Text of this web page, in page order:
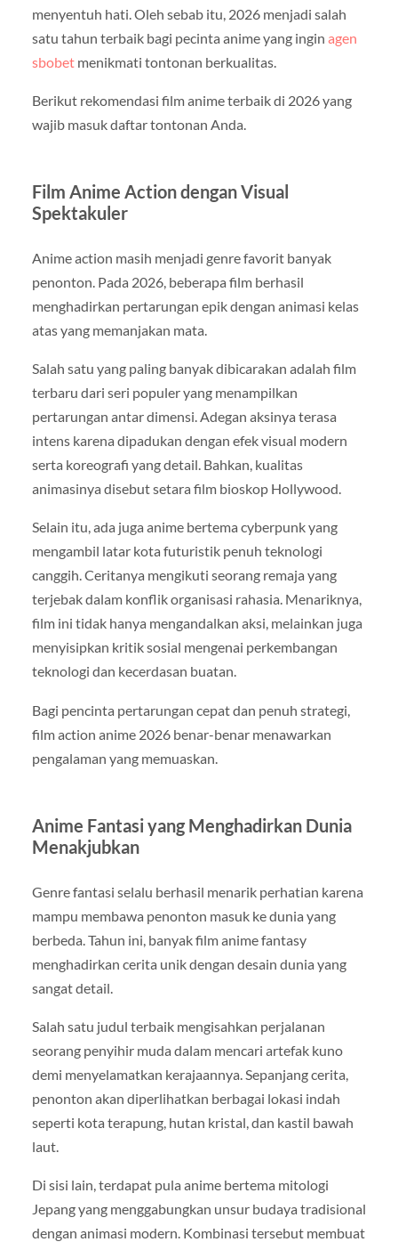
menyentuh hati. Oleh sebab itu, 2026 menjadi salah
satu tahun terbaik bagi pecinta anime yang ingin agen
sbobetmenikmati tontonan berkualitas.
Berikut rekomendasi film anime terbaik di 2026 yang
wajib masuk daftar tontonan Anda.
Film Anime Action dengan Visual
Spektakuler
Anime action masih menjadi genre favorit banyak
penonton. Pada 2026, beberapa film berhasil
menghadirkan pertarungan epik dengan animasi kelas
atas yang memanjakan mata.
Salah satu yang paling banyak dibicarakan adalah film
terbaru dari seri populer yang menampilkan
pertarungan antar dimensi. Adegan aksinya terasa
intens karena dipadukan dengan efek visual modern
serta koreografi yang detail. Bahkan, kualitas
animasinya disebut setara film bioskop Hollywood.
Selain itu, ada juga anime bertema cyberpunk yang
mengambil latar kota futuristik penuh teknologi
canggih. Ceritanya mengikuti seorang remaja yang
terjebak dalam konflik organisasi rahasia. Menariknya,
film ini tidak hanya mengandalkan aksi, melainkan juga
menyisipkan kritik sosial mengenai perkembangan
teknologi dan kecerdasan buatan.
Bagi pencinta pertarungan cepat dan penuh strategi,
film action anime 2026 benar-benar menawarkan
pengalaman yang memuaskan.
Anime Fantasi yang Menghadirkan Dunia
Menakjubkan
Genre fantasi selalu berhasil menarik perhatian karena
mampu membawa penonton masuk ke dunia yang
berbeda. Tahun ini, banyak film anime fantasy
menghadirkan cerita unik dengan desain dunia yang
sangat detail.
Salah satu judul terbaik mengisahkan perjalanan
seorang penyihir muda dalam mencari artefak kuno
demi menyelamatkan kerajaannya. Sepanjang cerita,
penonton akan diperlihatkan berbagai lokasi indah
seperti kota terapung, hutan kristal, dan kastil bawah
laut.
Di sisi lain, terdapat pula anime bertema mitologi
Jepang yang menggabungkan unsur budaya tradisional
dengan animasi modern. Kombinasi tersebut membuat